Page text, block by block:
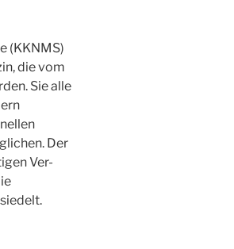
(KKNMS)
die vom
Sie alle
Der
Ver-